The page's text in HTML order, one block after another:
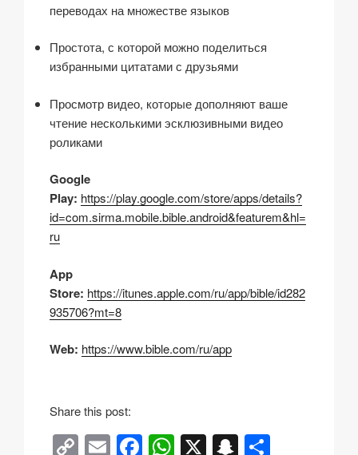
переводах на множестве языков
Простота, с которой можно поделиться
избранными цитатами с друзьями
Просмотр видео, которые дополняют ваше
чтение несколькими эсклюзивными видео
роликами
Google
Play: https://play.google.com/store/apps/details?
id=com.sirma.mobile.bible.android&featurem&hl=
ru
App
Store: https://itunes.apple.com/ru/app/bible/id282
935706?mt=8
Web: https://www.bible.com/ru/app
Share this post:
C E F W X S